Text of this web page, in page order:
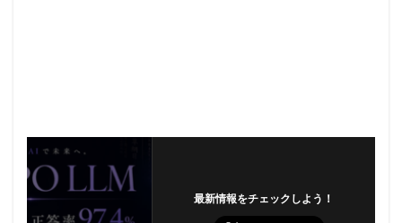
最新情報をチェックしよう！